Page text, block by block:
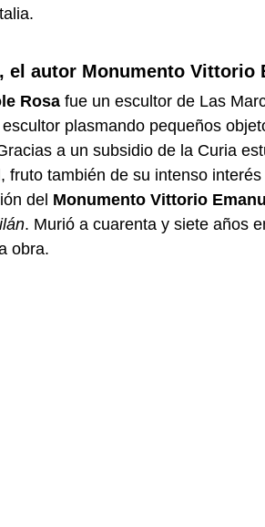
el autor Monumento Vittorio
Rosa fue un escultor de Las
plasmando pequeños
a un subsidio de la Curia
fruto también de su intenso
del Monumento Vittorio
. Murió a cuarenta y siete años
obra.